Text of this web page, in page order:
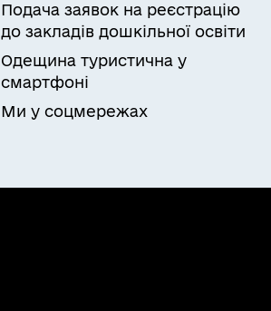
Подача заявок на реєстрацію
до закладів дошкільної освіти
Одещина туристична у
смартфоні
Ми у соцмережах